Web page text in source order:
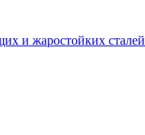
и жаростойких сталей